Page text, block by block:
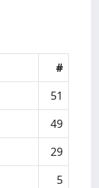
#
51
49
29
5